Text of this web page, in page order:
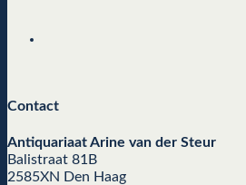
Contact
Antiquariaat Arine van der Steur
Balistraat 81B
2585XN Den Haag